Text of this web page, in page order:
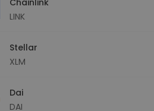
LINK
Stellar
XLM
Dai
DAI